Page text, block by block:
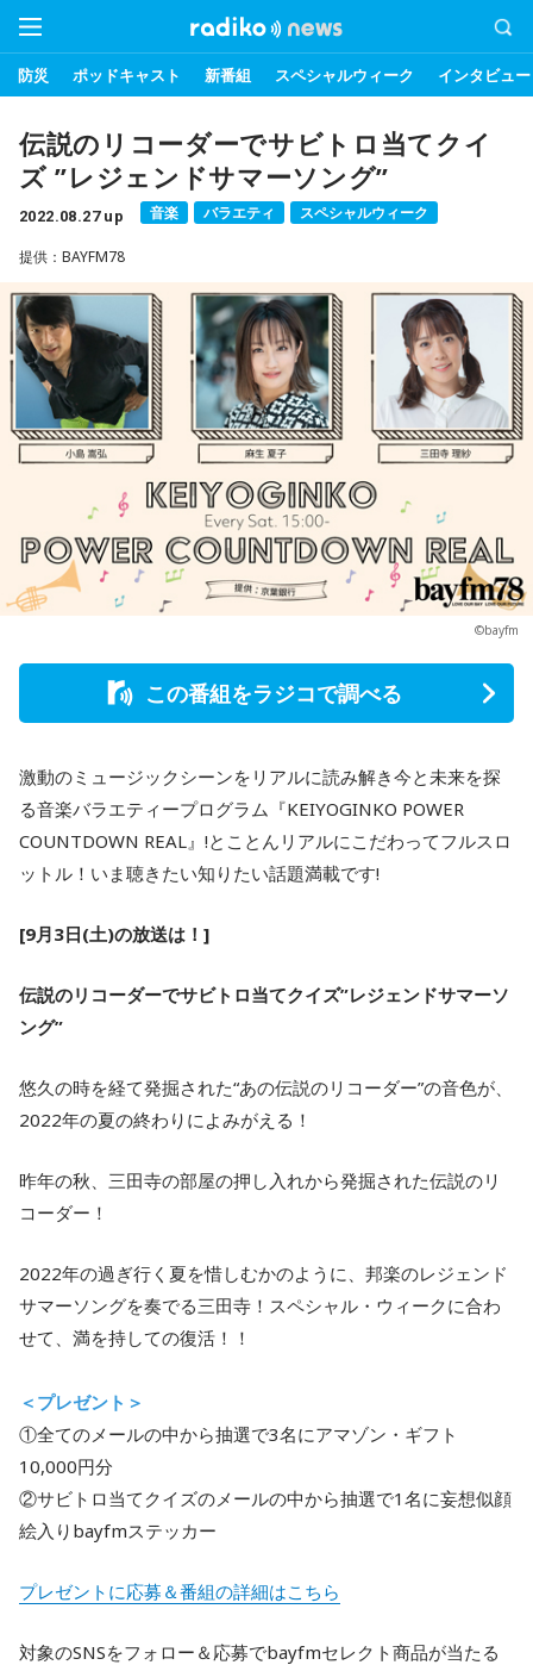
防災 ポッドキャスト 新番組 スペシャルウィーク インタビュー
伝説のリコーダーでサビトロ当てクイ
ズ ”レジェンドサマーソング”
2022.08.27 up 音楽 バラエティ スペシャルウィーク
提供：BAYFM78
©bayfm
この番組をラジコで調べる
激動のミュージックシーンをリアルに読み解き今と未来を探
る音楽バラエティープログラム『KEIYOGINKO POWER
COUNTDOWN REAL』!とことんリアルにこだわってフルスロ
ットル！いま聴きたい知りたい話題満載です!
[9月3日(土)の放送は！]
伝説のリコーダーでサビトロ当てクイズ”レジェンドサマーソ
ング”
悠久の時を経て発掘された“あの伝説のリコーダー”の音色が、
2022年の夏の終わりによみがえる！
昨年の秋、三田寺の部屋の押し入れから発掘された伝説のリ
コーダー！
2022年の過ぎ行く夏を惜しむかのように、邦楽のレジェンド
サマーソングを奏でる三田寺！スペシャル・ウィークに合わ
せて、満を持しての復活！！
＜プレゼント＞
①全てのメールの中から抽選で3名にアマゾン・ギフト
10,000円分
②サビトロ当てクイズのメールの中から抽選で1名に妄想似顔
絵入りbayfmステッカー
プレゼントに応募＆番組の詳細はこちら
対象のSNSをフォロー＆応募でbayfmセレクト商品が当たる